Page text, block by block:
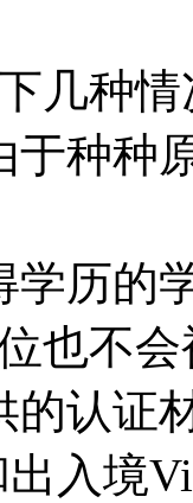
几种情
于种种
学历的
也不会
的认证
入境